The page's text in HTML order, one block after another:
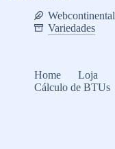
Webcontinental
Variedades
Home Loja
Cálculo de BTUs